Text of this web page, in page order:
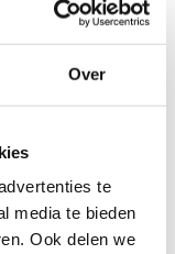
Over
te
media te bieden
Ook delen we